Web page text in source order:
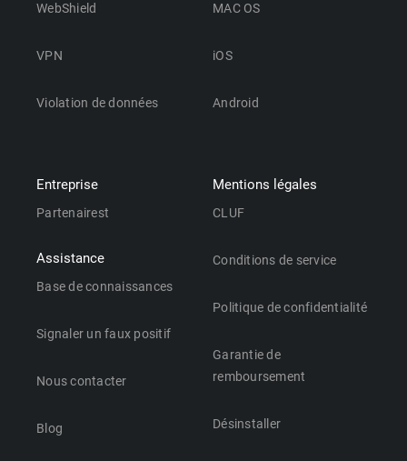
WebShield
VPN
Violation de données
MAC OS
iOS
Android
Entreprise
Partenairest
Assistance
Base de connaissances
Signaler un faux positif
Nous contacter
Blog
Mentions légales
CLUF
Conditions de service
Politique de confidentialité
Garantie de
remboursement
Désinstaller